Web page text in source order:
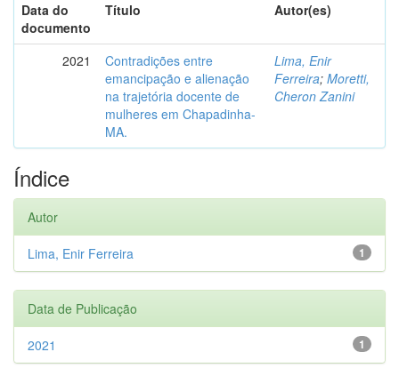
Data do
documento
Título Autor(es)
2021
Contradições entre
emancipação e alienação
na trajetória docente de
mulheres em Chapadinha-
MA.
Lima, Enir
Ferreira; Moretti,
Cheron Zanini
Índice
Autor
1
Lima, Enir Ferreira
Data de Publicação
1
2021